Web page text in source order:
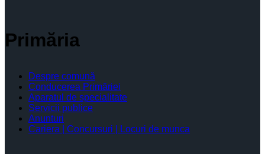
Primăria
Despre comună
Conducerea Primăriei
Aparatul de specialitate
Servicii publice
Anunturi
Cariera | Concursuri | Locuri de munca